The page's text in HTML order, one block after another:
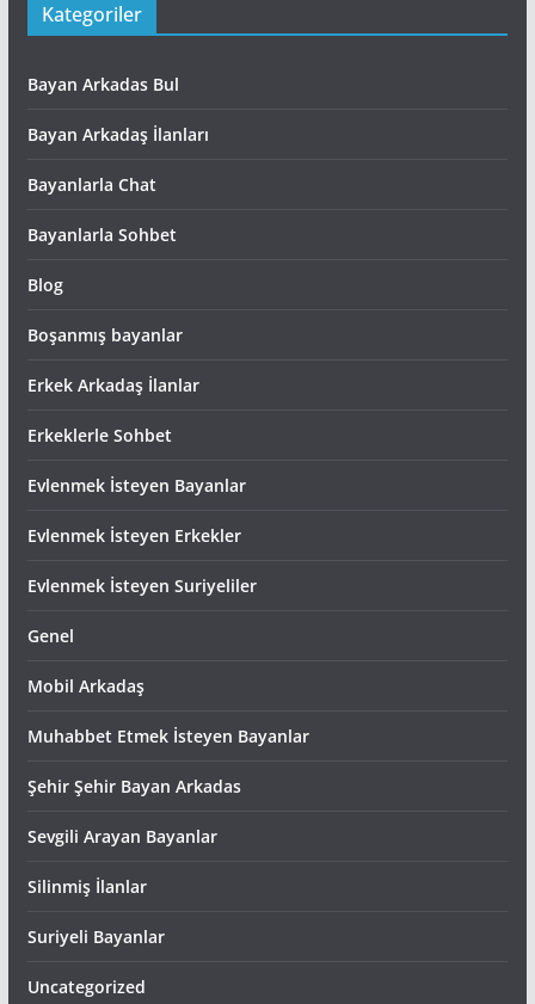
Kategoriler
Bayan Arkadas Bul
Bayan Arkadaş İlanları
Bayanlarla Chat
Bayanlarla Sohbet
Blog
Boşanmış bayanlar
Erkek Arkadaş İlanlar
Erkeklerle Sohbet
Evlenmek İsteyen Bayanlar
Evlenmek İsteyen Erkekler
Evlenmek İsteyen Suriyeliler
Genel
Mobil Arkadaş
Muhabbet Etmek İsteyen Bayanlar
Şehir Şehir Bayan Arkadas
Sevgili Arayan Bayanlar
Silinmiş İlanlar
Suriyeli Bayanlar
Uncategorized